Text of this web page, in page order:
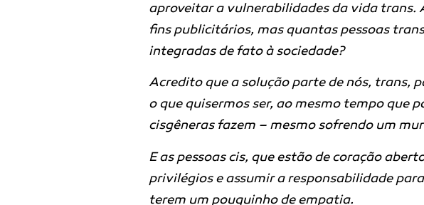
aproveitar a vulnerabilidades da vida trans.
fins publicitários, mas quantas pessoas
integradas de fato à sociedade?
Acredito que a solução parte de nós, trans,
o que quisermos ser, ao mesmo tempo que
cisgêneras fazem – mesmo sofrendo um
E as pessoas cis, que estão de coração
privilégios e assumir a responsabilidade
terem um pouquinho de empatia.